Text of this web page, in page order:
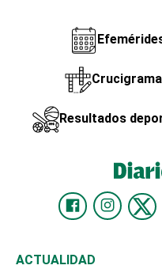
Resultados
ACTUALIDAD